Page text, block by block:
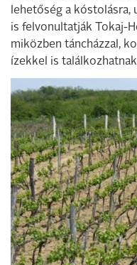
lehetőség a kóstolásra,
is felvonultatják Tokaj-
miközben táncházzal,
ízekkel is